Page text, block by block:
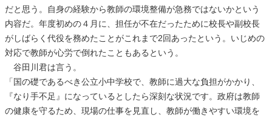
だと思う。自身の経験から教師の環境整備が急務ではないかという
内容だ。年度初めの４月に、担任が不在だったために校長や副校長
がしばらく代役を務めたことがこれまで2回あったという。いじめの
対応で教師が心労で倒れたこともあるという。
谷田川君は言う。
「国の礎であるべき公立小中学校で、教師に過大な負担がかかり、
『なり手不足』になっているとしたら深刻な状況です。政府は教師
の健康を守るため、現場の仕事を見直し、教師が働きやすい環境を